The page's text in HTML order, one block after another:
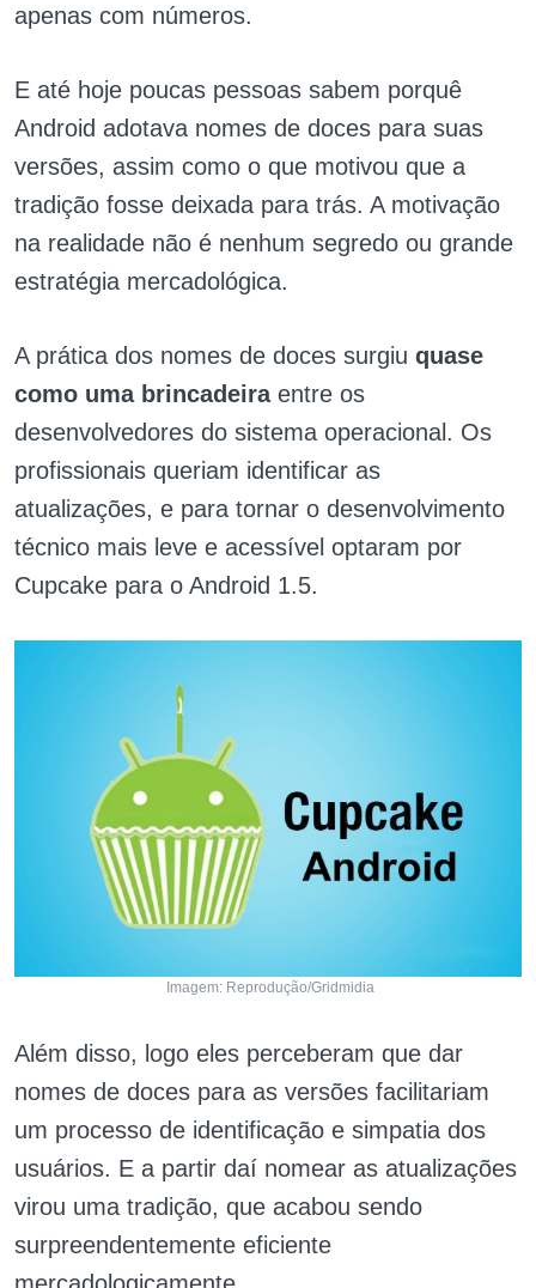
apenas com números.
E até hoje poucas pessoas sabem porquê
Android adotava nomes de doces para suas
versões, assim como o que motivou que a
tradição fosse deixada para trás. A motivação
na realidade não é nenhum segredo ou grande
estratégia mercadológica.
A prática dos nomes de doces surgiu quase
como uma brincadeiraentre os
desenvolvedores do sistema operacional. Os
profissionais queriam identificar as
atualizações, e para tornar o desenvolvimento
técnico mais leve e acessível optaram por
Cupcake para o Android 1.5.
Imagem: Reprodução/Gridmidia
Além disso, logo eles perceberam que dar
nomes de doces para as versões facilitariam
um processo de identificação e simpatia dos
usuários. E a partir daí nomear as atualizações
virou uma tradição, que acabou sendo
surpreendentemente eficiente